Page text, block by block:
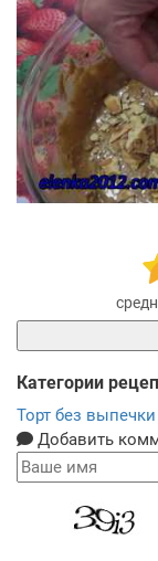
Категории
Торт без выпечки
Добавить